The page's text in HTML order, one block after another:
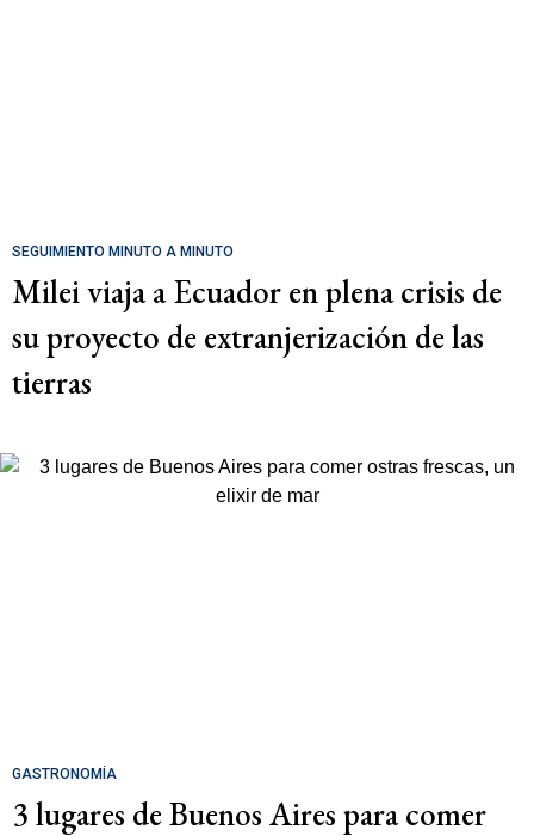
SEGUIMIENTO MINUTO A MINUTO
Milei viaja a Ecuador en plena crisis de
su proyecto de extranjerización de las
tierras
GASTRONOMÍA
3 lugares de Buenos Aires para comer